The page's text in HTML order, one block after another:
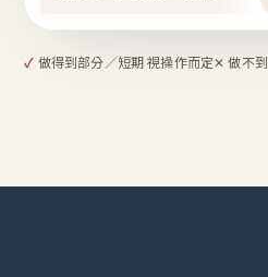
✓ 做得到部分／短期 視操作而定✕ 做不到